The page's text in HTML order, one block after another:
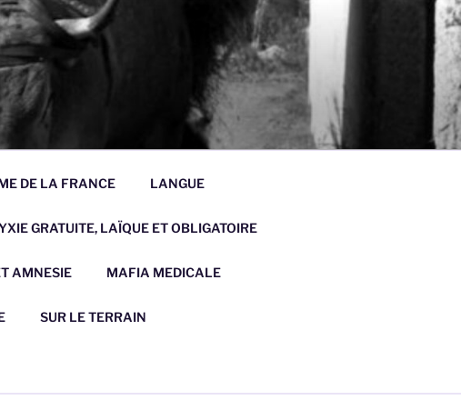
DE LA FRANCE LANGUE
GRATUITE, LAÏQUE ET OBLIGATOIRE
AMNESIE MAFIA MEDICALE
SUR LE TERRAIN